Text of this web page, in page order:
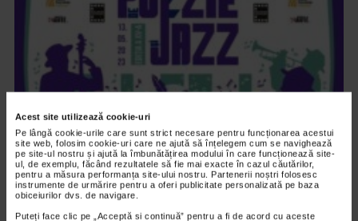
Acest site utilizează cookie-uri
Pe lângă cookie-urile care sunt strict necesare pentru funcționarea acestui
site web, folosim cookie-uri care ne ajută să înțelegem cum se navighează
pe site-ul nostru și ajută la îmbunătățirea modului în care funcționează site-
ul, de exemplu, făcând rezultatele să fie mai exacte în cazul căutărilor,
pentru a măsura performanța site-ului nostru. Partenerii noștri folosesc
instrumente de urmărire pentru a oferi publicitate personalizată pe baza
obiceiurilor dvs. de navigare.
Puteți face clic pe „Acceptă si continuă” pentru a fi de acord cu aceste
ALTE MATERIALE
Maratonul de Poezie si Jazz 2023
1.611 vizualizari